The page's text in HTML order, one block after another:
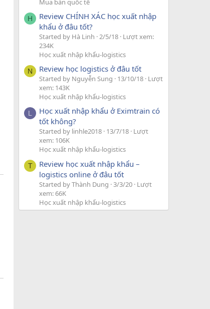
H
Review CHÍNH XÁC học xuất nhập
khẩu ở đâu tốt?
Started by Hà Linh 2/5/18 Lượt xem:
234K
Học xuất nhập khẩu-logistics
N Review học logistics ở đâu tốt
Started by Nguyễn Sung 13/10/18 Lượt
xem: 143K
Học xuất nhập khẩu-logistics
L
Học xuất nhập khẩu ở Eximtrain có
tốt không?
Started by linhle2018 13/7/18 Lượt
xem: 106K
Học xuất nhập khẩu-logistics
T
Review học xuất nhập khẩu –
logistics online ở đâu tốt
Started by Thành Dung 3/3/20 Lượt
xem: 66K
Học xuất nhập khẩu-logistics